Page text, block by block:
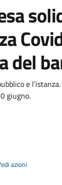
del
e
giugno.
azioni